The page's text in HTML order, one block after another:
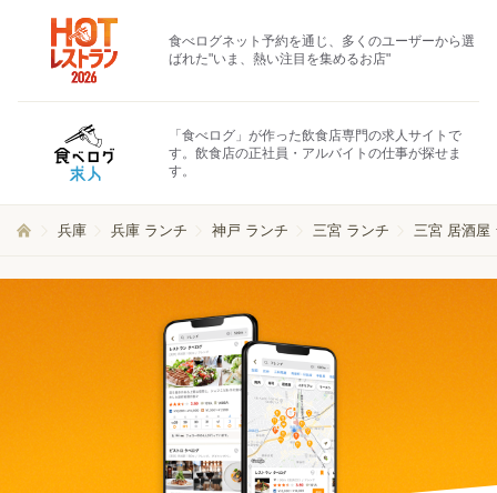
食べログネット予約を通じ、多くのユーザーから選
ばれた"いま、熱い注目を集めるお店"
「食べログ」が作った飲食店専門の求人サイトで
す。飲食店の正社員・アルバイトの仕事が探せま
す。
兵庫 兵庫 ランチ 神戸 ランチ 三宮 ランチ 三宮 居酒屋